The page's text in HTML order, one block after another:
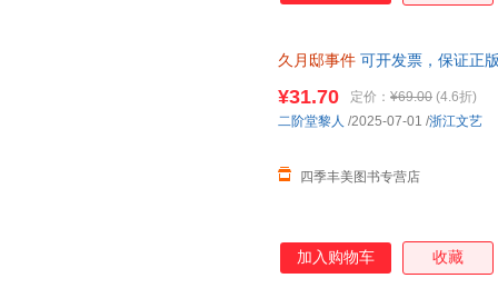
久月邸事件 可开发票，保证正
¥31.70 定价： ¥69.00 (4.6折)
四季丰美图书专营店
二阶堂黎人 /2025-07-01 /浙江文艺
加入购物车 收藏